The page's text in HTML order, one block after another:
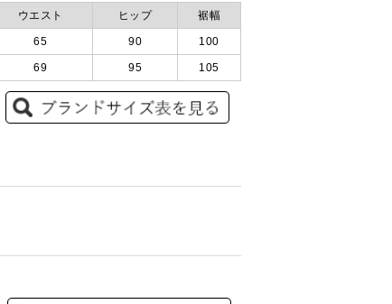
ウエスト ヒップ 裾幅
65 90 100
69 95 105